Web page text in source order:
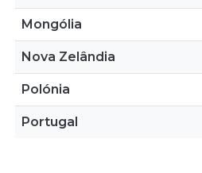
Mongólia
Nova Zelândia
Polónia
Portugal